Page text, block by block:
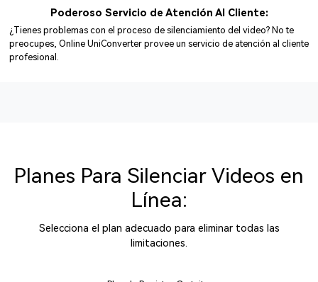
Poderoso Servicio de Atención Al Cliente:
¿Tienes problemas con el proceso de silenciamiento del video? No te
preocupes, Online UniConverter provee un servicio de atención al cliente
profesional.
Planes Para Silenciar Videos en
Línea:
Selecciona el plan adecuado para eliminar todas las
limitaciones.